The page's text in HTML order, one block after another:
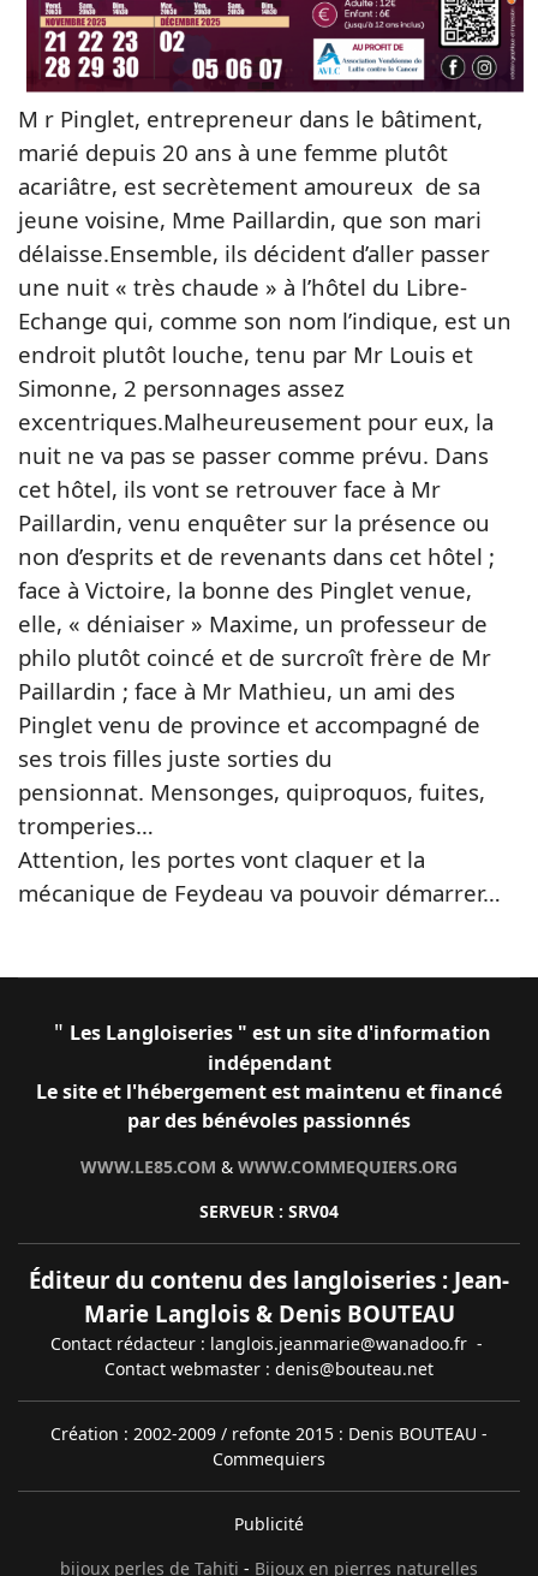
M r Pinglet, entrepreneur dans le bâtiment,
marié depuis 20 ans à une femme plutôt
acariâtre, est secrètement amoureux de sa
jeune voisine, Mme Paillardin, que son mari
délaisse.Ensemble, ils décident d’aller passer
une nuit « très chaude » à l’hôtel du Libre-
Echange qui, comme son nom l’indique, est un
endroit plutôt louche, tenu par Mr Louis et
Simonne, 2 personnages assez
excentriques.Malheureusement pour eux, la
nuit ne va pas se passer comme prévu. Dans
cet hôtel, ils vont se retrouver face à Mr
Paillardin, venu enquêter sur la présence ou
non d’esprits et de revenants dans cet hôtel ;
face à Victoire, la bonne des Pinglet venue,
elle, « déniaiser » Maxime, un professeur de
philo plutôt coincé et de surcroît frère de Mr
Paillardin ; face à Mr Mathieu, un ami des
Pinglet venu de province et accompagné de
ses trois filles juste sorties du
pensionnat. Mensonges, quiproquos, fuites,
tromperies…
Attention, les portes vont claquer et la
mécanique de Feydeau va pouvoir démarrer…
" Les Langloiseries " est un site d'information
indépendant
Le site et l'hébergement est maintenu et financé
par des bénévoles passionnés
WWW.LE85.COM & WWW.COMMEQUIERS.ORG
SERVEUR : SRV04
Éditeur du contenu des langloiseries : Jean-
Marie Langlois & Denis BOUTEAU
Contact rédacteur : langlois.jeanmarie@wanadoo.fr -
Contact webmaster : denis@bouteau.net
Création : 2002-2009 / refonte 2015 : Denis BOUTEAU -
Commequiers
Publicité
bijoux perles de Tahiti - Bijoux en pierres naturelles